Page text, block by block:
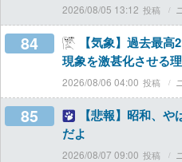
2026/08/05 13:12
84
【気象】過去最
現象を激甚化させる
2026/08/06 04:00
85
【悲報】昭和、
だよ
2026/08/07 09:00